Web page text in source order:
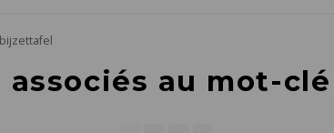
bijzettafel
associés au mot-